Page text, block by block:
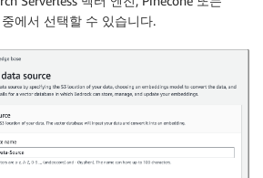
에서 선택할 수 있습니다.